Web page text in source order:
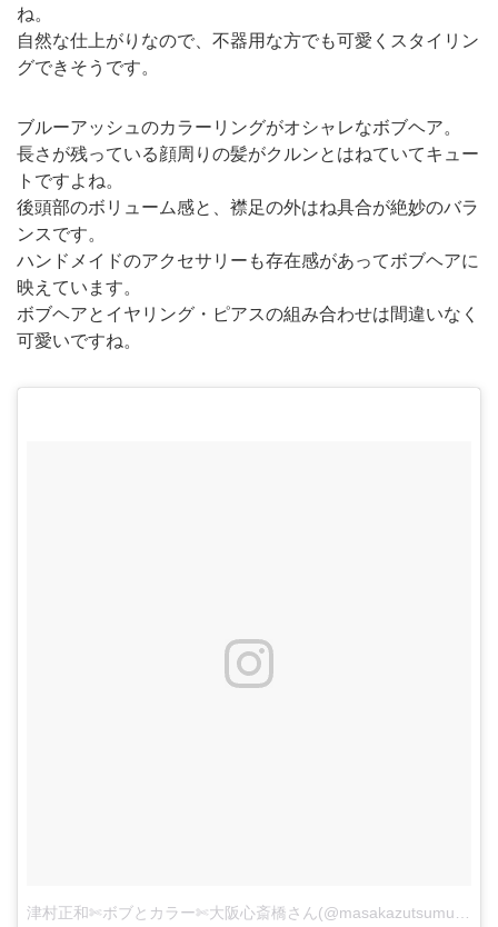
ね。
自然な仕上がりなので、不器用な方でも可愛くスタイリン
グできそうです。
ブルーアッシュのカラーリングがオシャレなボブヘア。
長さが残っている顔周りの髪がクルンとはねていてキュー
トですよね。
後頭部のボリューム感と、襟足の外はね具合が絶妙のバラ
ンスです。
ハンドメイドのアクセサリーも存在感があってボブヘアに
映えています。
ボブヘアとイヤリング・ピアスの組み合わせは間違いなく
可愛いですね。
津村正和✄ボブとカラー✄大阪心斎橋さん(@masakazutsumura)がシェアした投稿